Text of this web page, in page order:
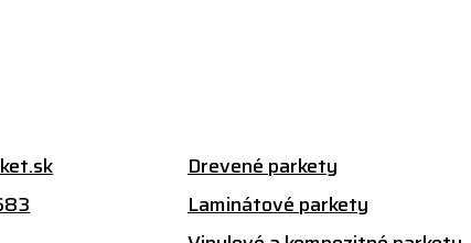
Drevené parkety
Laminátové parkety